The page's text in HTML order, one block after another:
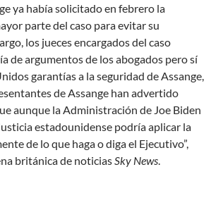
ya había solicitado en febrero la
parte del caso para evitar su
los jueces encargados del caso
de argumentos de los abogados pero sí
garantías a la seguridad de Assange,
de Assange han advertido
aunque la Administración de Joe Biden
estadounidense podría aplicar la
de lo que haga o diga el Ejecutivo”,
británica de noticias Sky News